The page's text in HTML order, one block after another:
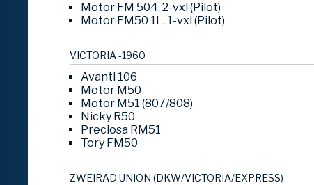
Motor FM 504. 2-vxl (Pilot)
Motor FM50 1L. 1-vxl (Pilot)
VICTORIA -1960
Avanti 106
Motor M50
Motor M51 (807/808)
Nicky R50
Preciosa RM51
Tory FM50
ZWEIRAD UNION (DKW/VICTORIA/EXPRESS)